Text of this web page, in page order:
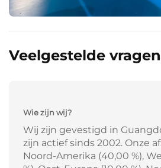
Veelgestelde vragen
Wie zijn wij?
Wij zijn gevestigd in
zijn actief sinds 2002. Onze
Noord-Amerika (40,00 %),